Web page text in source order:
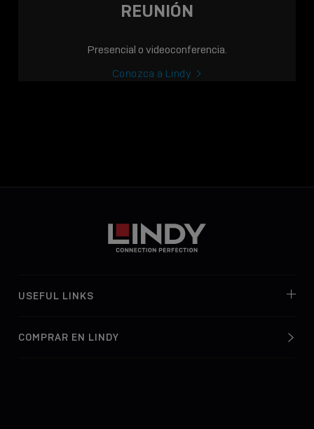
REUNIÓN
Presencial o videoconferencia.
Conozca a Lindy
USEFUL LINKS
COMPRAR EN LINDY